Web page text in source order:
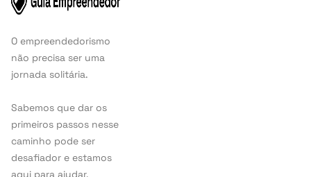
O empreendedorismo
não precisa ser uma
jornada solitária.
Sabemos que dar os
primeiros passos nesse
caminho pode ser
desafiador e estamos
aqui para ajudar.